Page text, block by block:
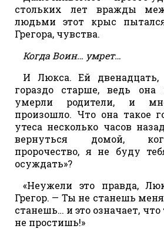
стольких лет вражды
людьми этот крыс
Грегора, чувства.
Когда Воин… умрет…
И Люкса. Ей двенадцать,
гораздо старше, ведь она
умерли родители, и
произошло. Что она такое
утеса несколько часов
вернуться домой,
пророчество, я не буду
осуждать»?
«Неужели это правда,
Грегор. — Ты не станешь
станешь… и это означает,
не простишь!»